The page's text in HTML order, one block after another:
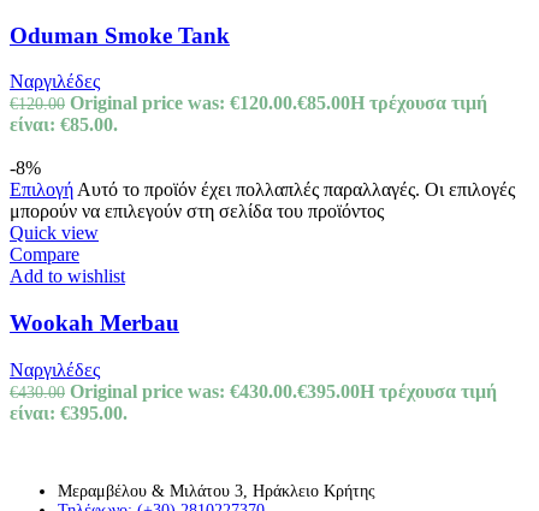
Oduman Smoke Tank
Ναργιλέδες
€120.00 Original price was: €120.00.€85.00Η τρέχουσα τιμή
είναι: €85.00.
-8%
ΕπιλογήΑυτό το προϊόν έχει πολλαπλές παραλλαγές. Οι επιλογές
μπορούν να επιλεγούν στη σελίδα του προϊόντος
Quick view
Compare
Add to wishlist
Wookah Merbau
Ναργιλέδες
€430.00 Original price was: €430.00.€395.00Η τρέχουσα τιμή
είναι: €395.00.
Μεραμβέλου & Μιλάτου 3, Ηράκλειο Κρήτης